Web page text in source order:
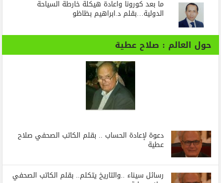
ما بعد كورونا واعادة هيكلة خارطة السياحة
الدولية…بقلم د.ابراهيم بظاظو
حول العالم : صلاح عطية
دعوة لإعادة الحساب .. بقلم الكاتب الصحفي صلاح
عطية
رسائل‭ ‬سيناء‭.. ‬والتاريخ‭ ‬يتكلم.. بقلم الكاتب الصحفي